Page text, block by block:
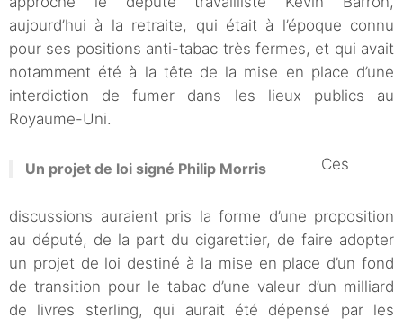
aujourd’hui à la retraite, qui était à l’époque connu
pour ses positions anti-tabac très fermes, et qui avait
notamment été à la tête de la mise en place d’une
interdiction de fumer dans les lieux publics au
Royaume-Uni.
Un projet de loi signé Philip Morris Ces
discussions auraient pris la forme d’une proposition
au député, de la part du cigarettier, de faire adopter
un projet de loi destiné à la mise en place d’un fond
de transition pour le tabac d’une valeur d’un milliard
de livres sterling, qui aurait été dépensé par les